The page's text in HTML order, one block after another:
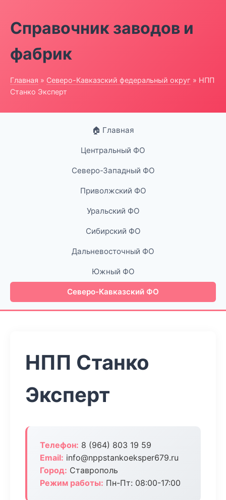
Справочник заводов и
фабрик
Главная » Северо-Кавказский федеральный округ » НПП
Станко Эксперт
🏠 Главная
Центральный ФО
Северо-Западный ФО
Приволжский ФО
Уральский ФО
Сибирский ФО
Дальневосточный ФО
Южный ФО
Северо-Кавказский ФО
НПП Станко
Эксперт
Телефон: 8 (964) 803 19 59
Email: info@nppstankoeksper679.ru
Город: Ставрополь
Режим работы: Пн-Пт: 08:00-17:00